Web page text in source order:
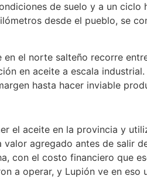
de suelo y a un ciclo
desde el pueblo, se
el norte salteño recorre
en aceite a escala
hasta hacer inviable
el aceite en la provincia y
agregado antes de salir
con el costo financiero que
a operar, y Lupión ve en eso